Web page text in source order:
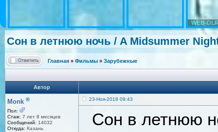
WEB-
Сон в летнюю ночь / A Midsummer
Главная » Фильмы » Зарубежные
Автор
Monk ®
Пол:
Стаж: 7 лет 8 месяцев
Сообщений: 14032
Откуда: Казань
23-Ноя-2018 09:43
Сон в летнюю